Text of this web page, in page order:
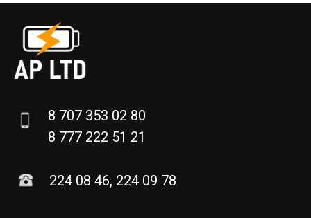
8 707 353 02 80
8 777 222 51 21
224 08 46, 224 09 78